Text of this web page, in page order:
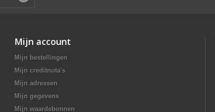
Mijn account
Mijn bestellingen
Mijn creditnota's
Mijn adressen
Mijn gegevens
Mijn waardebonnen